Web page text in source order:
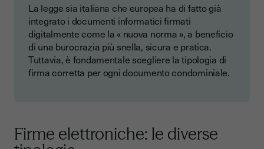
La legge sia italiana che europea ha di fatto già
integrato i documenti informatici firmati
digitalmente come la « nuova norma », a beneficio
di una burocrazia più snella, sicura e pratica.
Tuttavia, è fondamentale scegliere la tipologia di
firma corretta per ogni documento condominiale.
Firme elettroniche: le diverse